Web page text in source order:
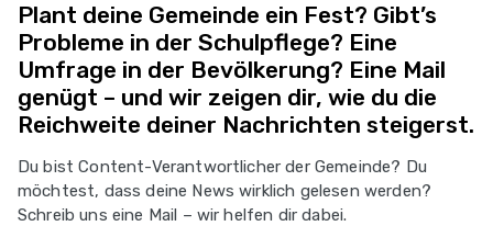
Plant deine Gemeinde ein Fest? Gibt’s
Probleme in der Schulpflege? Eine
Umfrage in der Bevölkerung? Eine Mail
genügt – und wir zeigen dir, wie du die
Reichweite deiner Nachrichten steigerst.
Du bist Content-Verantwortlicher der Gemeinde? Du
möchtest, dass deine News wirklich gelesen werden?
Schreib uns eine Mail – wir helfen dir dabei.